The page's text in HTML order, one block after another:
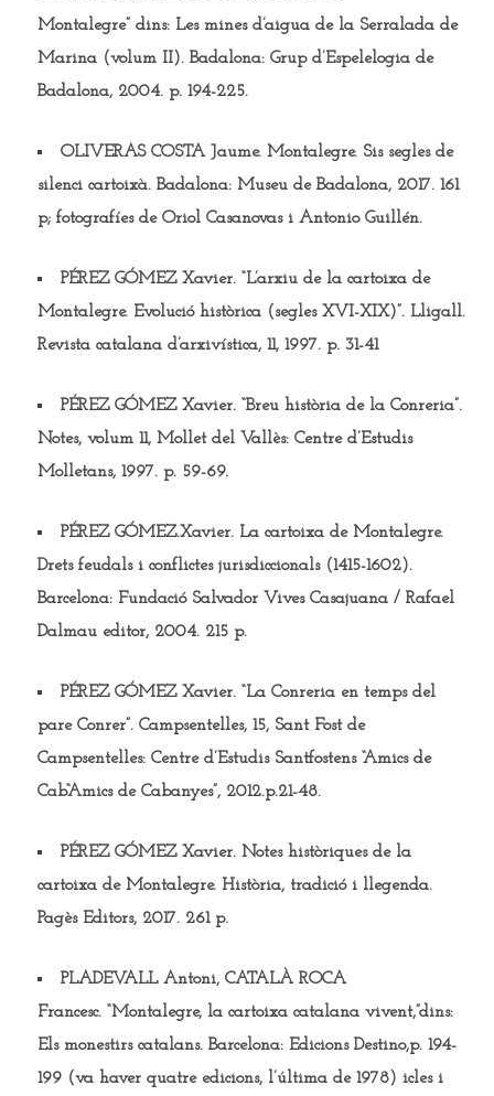
Montalegre” dins: Les mines d’aigua de la Serralada de
Marina (volum II). Badalona: Grup d’Espelelogia de
Badalona, 2004. p. 194-225.
OLIVERAS COSTA Jaume.Montalegre. Sis segles de
silenci cartoixà. Badalona: Museu de Badalona, 2017. 161
p; fotografíes de Oriol Casanovas i Antonio Guillén.
PÉREZ GÓMEZ Xavier. “L’arxiu de la cartoixa de
Montalegre. Evolució històrica (segles XVI-XIX)”. Lligall.
Revista catalana d’arxivística, 11, 1997. p. 31-41
PÉREZ GÓMEZ Xavier.“Breu història de la Conreria”.
Notes, volum 11, Mollet del Vallès: Centre d’Estudis
Molletans, 1997. p. 59-69.
PÉREZ GÓMEZ.Xavier.La cartoixa de Montalegre.
Drets feudals i conflictes jurisdiccionals (1415-1602).
Barcelona: Fundació Salvador Vives Casajuana / Rafael
Dalmau editor, 2004. 215 p.
PÉREZ GÓMEZ Xavier. “La Conreria en temps del
pare Conrer”. Campsentelles, 15, Sant Fost de
Campsentelles: Centre d’Estudis Santfostens “Amics de
Cab“Amics de Cabanyes”, 2012.p.21-48.
PÉREZ GÓMEZ Xavier.Notes històriques de la
cartoixa de Montalegre. Història, tradició i llegenda.
Pagès Editors, 2017. 261 p.
PLADEVALL Antoni, CATALÀ ROCA
Francesc.“Montalegre, la cartoixa catalana vivent,”dins:
Els monestirs catalans. Barcelona: Edicions Destino,p. 194-
199 (va haver quatre edicions, l’última de 1978) icles i